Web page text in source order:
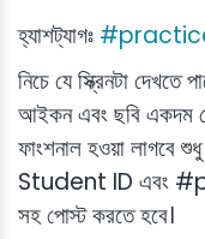
হ্যাশট্যাগঃ
নিচে যে স্ক্রিনটা
আইকন এবং ছবি একদম
ফাংশনাল হওয়া লাগবে
Student ID এবং
সহ পোস্ট করতে হবে।